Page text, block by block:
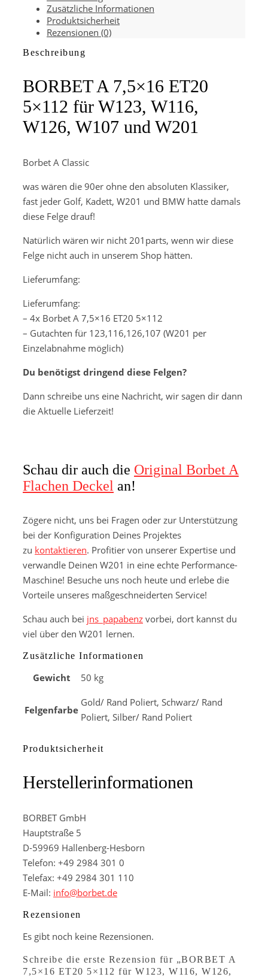
Zusätzliche Informationen
Produktsicherheit
Rezensionen (0)
Beschreibung
BORBET A 7,5×16 ET20
5×112 für W123, W116,
W126, W107 und W201
Borbet A Classic
was wären die 90er ohne den absoluten Klassiker,
fast jeder Golf, Kadett, W201 und BMW hatte damals
diese Felge drauf!
Natürlich wären wir nicht 201parts, wenn wir diese
Felge nicht auch in unserem Shop hätten.
Lieferumfang:
Lieferumfang:
– 4x Borbet A 7,5×16 ET20 5×112
– Gutachten für 123,116,126,107 (W201 per
Einzelabnahme möglich)
Du benötigst dringend diese Felgen?
Dann schreibe uns eine Nachricht, wir sagen dir dann
die Aktuelle Lieferzeit!
Schau dir auch die Original Borbet A
Flachen Deckel an!
Zögere nicht, uns bei Fragen oder zur Unterstützung
bei der Konfiguration Deines Projektes
zu kontaktieren. Profitier von unserer Expertise und
verwandle Deinen W201 in eine echte Performance-
Maschine! Besuche uns noch heute und erlebe die
Vorteile unseres maßgeschneiderten Service!
Schau auch bei jns_papabenz vorbei, dort kannst du
viel über den W201 lernen.
Zusätzliche Informationen
Gewicht 50 kg
Felgenfarbe
Gold/ Rand Poliert, Schwarz/ Rand
Poliert, Silber/ Rand Poliert
Produktsicherheit
Herstellerinformationen
BORBET GmbH
Hauptstraße 5
D-59969 Hallenberg-Hesborn
Telefon: +49 2984 301 0
Telefax: +49 2984 301 110
E-Mail: info@borbet.de
Rezensionen
Es gibt noch keine Rezensionen.
Schreibe die erste Rezension für „BORBET A
7,5×16 ET20 5×112 für W123, W116, W126,